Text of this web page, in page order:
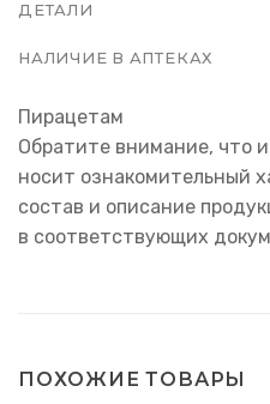
ДЕТАЛИ
НАЛИЧИЕ В АПТЕКАХ
Пирацетам
Обратите внимание, что
носит ознакомительный
состав и описание
в соответствующих
ПОХОЖИЕ ТОВАРЫ